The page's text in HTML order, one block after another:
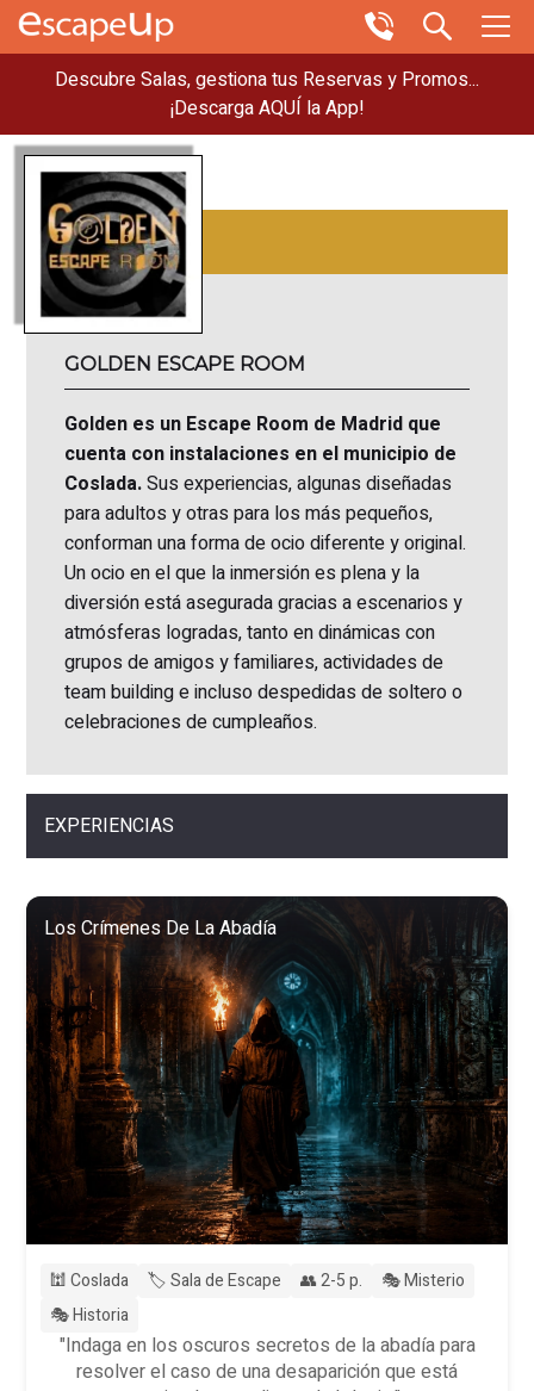
Descubre Salas, gestiona tus Reservas y Promos...
¡Descarga AQUÍ la App!
GOLDEN ESCAPE ROOM
Golden es un Escape Room de Madrid que
cuenta con instalaciones en el municipio de
Coslada.Sus experiencias, algunas diseñadas
para adultos y otras para los más pequeños,
conforman una forma de ocio diferente y original.
Un ocio en el que la inmersión es plena y la
diversión está asegurada gracias a escenarios y
atmósferas logradas, tanto en dinámicas con
grupos de amigos y familiares, actividades de
team building e incluso despedidas de soltero o
celebraciones de cumpleaños.
EXPERIENCIAS
Los Crímenes De La Abadía
🕍 Coslada 🏷️ Sala de Escape 👥 2-5 p.
🎭 Misterio
🎭 Historia
"Indaga en los oscuros secretos de la abadía para
resolver el caso de una desaparición que está